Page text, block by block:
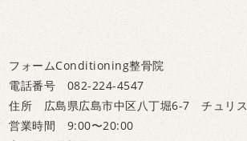
フォームConditioning整骨院
電話番号 082-224-4547
住所 広島県広島市中区八丁堀6-7 チュリス
営業時間 9:00〜20:00